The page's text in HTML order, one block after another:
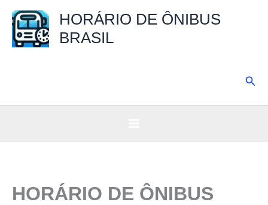
para
HORÁRIO DE ÔNIBUS
BRASIL
HORÁRIO DE ÔNIBUS